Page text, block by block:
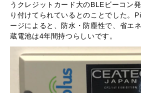
うクレジットカード大のBLEビーコン
り付けてられているとのことでした。
ージによると、防水・防塵性で、省エ
蔵電池は4年間持つらしいです。